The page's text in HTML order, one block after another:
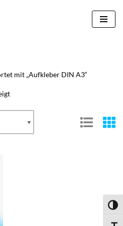
mit „Aufkleber DIN A3“